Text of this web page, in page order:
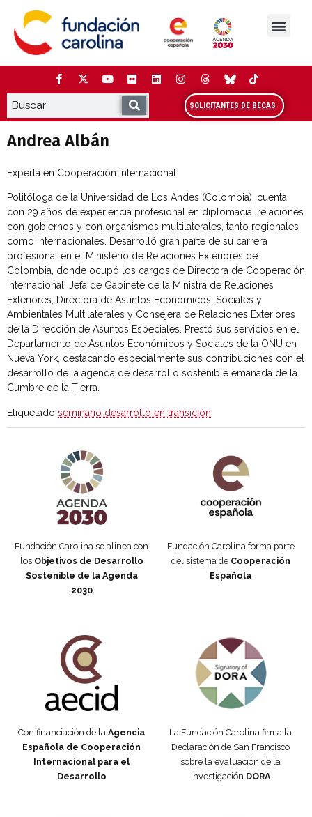
contenido
SOLICITANTES DE BECAS
Andrea Albán
Experta en Cooperación Internacional
Politóloga de la Universidad de Los Andes (Colombia), cuenta
con 29 años de experiencia profesional en diplomacia, relaciones
con gobiernos y con organismos multilaterales, tanto regionales
como internacionales. Desarrolló gran parte de su carrera
profesional en el Ministerio de Relaciones Exteriores de
Colombia, donde ocupó los cargos de Directora de Cooperación
internacional, Jefa de Gabinete de la Ministra de Relaciones
Exteriores, Directora de Asuntos Económicos, Sociales y
Ambientales Multilaterales y Consejera de Relaciones Exteriores
de la Dirección de Asuntos Especiales. Prestó sus servicios en el
Departamento de Asuntos Económicos y Sociales de la ONU en
Nueva York, destacando especialmente sus contribuciones con el
desarrollo de la agenda de desarrollo sostenible emanada de la
Cumbre de la Tierra.
Etiquetado seminario desarrollo en transición
Fundación Carolina se alinea con
los Objetivos de Desarrollo
Sostenible de la Agenda
2030
Fundación Carolina forma parte
del sistema de Cooperación
Española
Con financiación de la Agencia
Española de Cooperación
Internacional para el
Desarrollo
La Fundación Carolina firma la
Declaración de San Francisco
sobre la evaluación de la
investigación DORA